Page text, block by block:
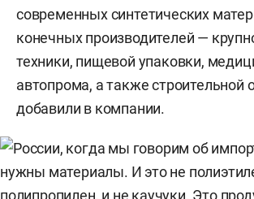
На строительство приходится 45%
потребления ПС в России в 2023
производство упаковки и
10% — машиностроение.
крупнотоннажные пластики,
сегодняшний день стоимость
общего назначения составляет
современных синтетических
конечных производителей —
техники, пищевой упаковки,
автопрома, а также строительной
добавили в компании.